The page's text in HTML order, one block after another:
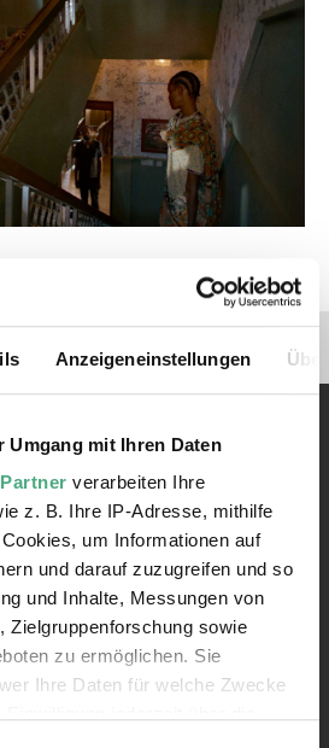
Anzeigeneinstellungen
mit Ihren Daten
verarbeiten Ihre
z. B. Ihre IP-Adresse, mithilfe
um Informationen auf
und darauf zuzugreifen und so
und Inhalte, Messungen von
Zielgruppenforschung sowie
zu ermöglichen. Sie
Ihre Daten für welche Zwecke
zu unseren